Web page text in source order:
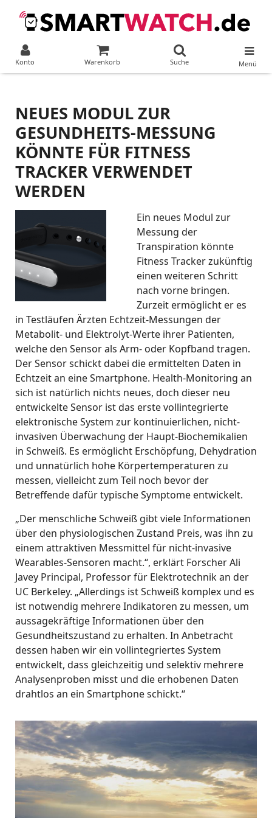
Konto Warenkorb Suche Menü
NEUES MODUL ZUR
GESUNDHEITS-MESSUNG
KÖNNTE FÜR FITNESS
TRACKER VERWENDET
WERDEN
Ein neues Modul zur
Messung der
Transpiration könnte
Fitness Tracker zukünftig
einen weiteren Schritt
nach vorne bringen.
Zurzeit ermöglicht er es
in Testläufen Ärzten Echtzeit-Messungen der
Metabolit- und Elektrolyt-Werte ihrer Patienten,
welche den Sensor als Arm- oder Kopfband tragen.
Der Sensor schickt dabei die ermittelten Daten in
Echtzeit an eine Smartphone. Health-Monitoring an
sich ist natürlich nichts neues, doch dieser neu
entwickelte Sensor ist das erste vollintegrierte
elektronische System zur kontinuierlichen, nicht-
invasiven Überwachung der Haupt-Biochemikalien
in Schweiß. Es ermöglicht Erschöpfung, Dehydration
und unnatürlich hohe Körpertemperaturen zu
messen, vielleicht zum Teil noch bevor der
Betreffende dafür typische Symptome entwickelt.
„Der menschliche Schweiß gibt viele Informationen
über den physiologischen Zustand Preis, was ihn zu
einem attraktiven Messmittel für nicht-invasive
Wearables-Sensoren macht.“, erklärt ForscherAli
Javey Principal, Professor für Elektrotechnik an der
UC Berkeley. „Allerdings ist Schweiß komplex und es
ist notwendig mehrere Indikatoren zu messen, um
aussagekräftige Informationen über den
Gesundheitszustand zu erhalten. In Anbetracht
dessen haben wir ein vollintegriertes System
entwickelt, dass gleichzeitig und selektiv mehrere
Analysenproben misst und die erhobenen Daten
drahtlos an ein Smartphone schickt.“